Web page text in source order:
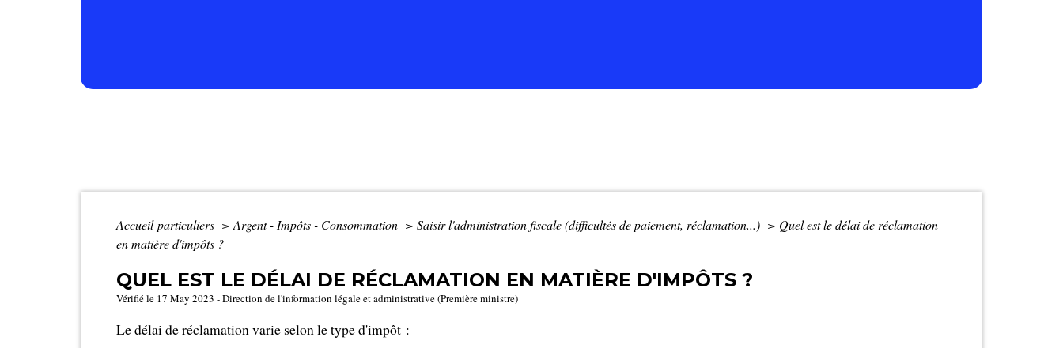
Accueil particuliers > Argent - Impôts - Consommation > Saisir l'administration fiscale (difficultés de paiement, réclamation...) > Quel est le délai de réclamation
en matière d'impôts ?
QUEL EST LE DÉLAI DE RÉCLAMATION EN MATIÈRE D'IMPÔTS ?
Vérifié le 17 May 2023 - Direction de l'information légale et administrative (Première ministre)
Le délai de réclamation varie selon le type d'impôt :